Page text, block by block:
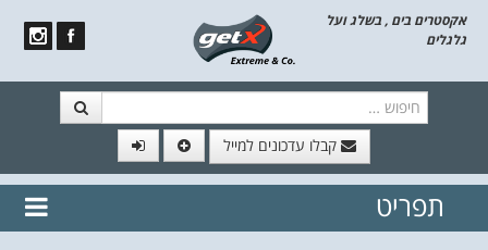
אקסטרים בים , בשלג ועל
גלגלים
קבלו עדכונים למייל
// הצטרף לרשימת תפוצה!
נשמח
תפריט